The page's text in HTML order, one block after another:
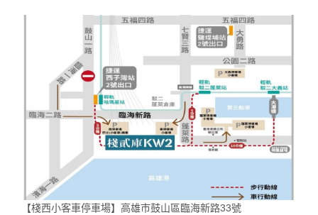
【棧西小客車停車場】高雄市鼓山區臨海新路33號